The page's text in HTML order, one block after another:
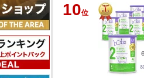
10位